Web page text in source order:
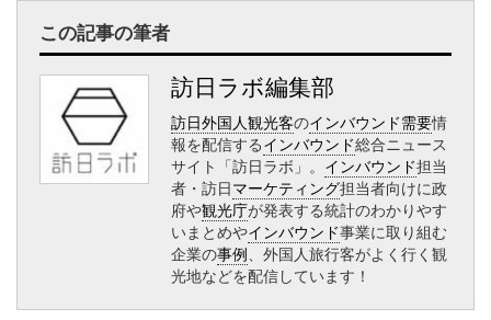
この記事の筆者
訪日ラボ編集部
訪日外国人観光客のインバウンド需要情
報を配信するインバウンド総合ニュース
サイト「訪日ラボ」。 インバウンド担当
者・訪日マーケティング担当者向けに政
府や観光庁が発表する統計のわかりやす
いまとめやインバウンド事業に取り組む
企業の事例、外国人旅行客がよく行く観
光地などを配信しています！